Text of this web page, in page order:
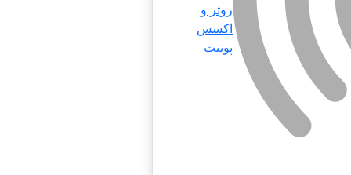
روتر و
اکسس
پوینت